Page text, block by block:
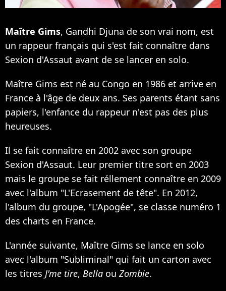
Maître Gims, Gandhi Djuna de son vrai nom, est
un rappeur français qui s'est fait connaître dans
Sexion d'Assaut avant de se lancer en solo.
Maître Gims est né au Congo en 1986 et arrive en
France à l'âge de deux ans. Ses parents étant sans
papiers, l'enfance du rappeur n'est pas des plus
heureuses.
Il se fait connaître en 2002 avec son groupe
Sexion d'Assaut. Leur premier titre sort en 2003
mais le groupe se fait réllement connaître en 2009
avec l'album "L'Ecrasement de tête". En 2012,
l'album du groupe, "L'Apogée", se classe numéro 1
des charts en France.
L'année suivante, Maître Gims se lance en solo
avec l'album "Subliminal" qui fait un carton avec
les titres J'me tire, Bella ou Zombie.